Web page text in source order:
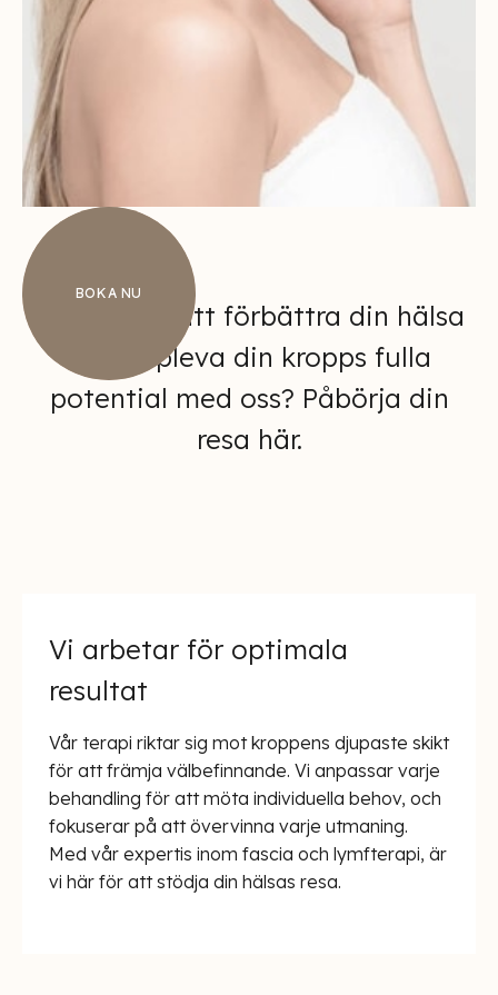
BOKA NU
Är du redo att förbättra din hälsa
och uppleva din kropps fulla
potential med oss? Påbörja din
resa här.
Vi arbetar för optimala
resultat
Vår terapi riktar sig mot kroppens djupaste skikt
för att främja välbefinnande. Vi anpassar varje
behandling för att möta individuella behov, och
fokuserar på att övervinna varje utmaning.
Med vår expertis inom fascia och lymfterapi, är
vi här för att stödja din hälsas resa.